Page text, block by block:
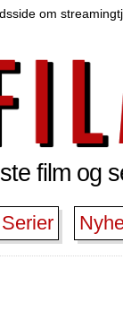
om
film og
Serier